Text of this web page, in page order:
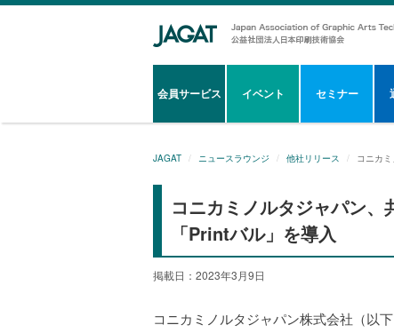
会員サービス イベント セミナー
JAGAT ニュースラウンジ 他社リリース コニカ
コニカミノルタジャパン
「Printバル」を導入
掲載日：2023年3月9日
コニカミノルタジャパン株式会社（以